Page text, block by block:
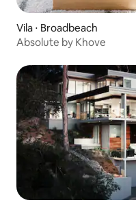
Vila ⋅ Broadbeach
Absolute by Khove